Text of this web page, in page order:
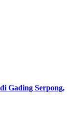
Gading Serpong,